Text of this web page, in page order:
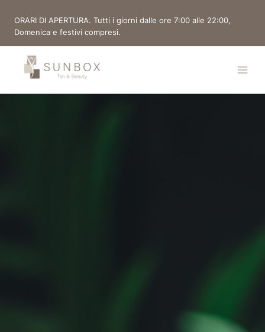
ORARI DI APERTURA. Tutti i giorni dalle ore 7:00 alle 22:00,
Domenica e festivi compresi.